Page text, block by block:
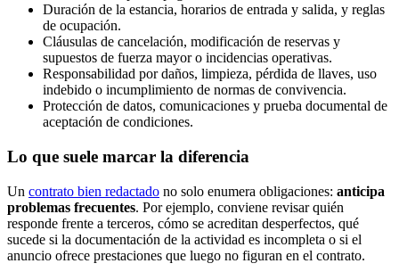
Duración de la estancia, horarios de entrada y salida, y reglas
de ocupación.
Cláusulas de cancelación, modificación de reservas y
supuestos de fuerza mayor o incidencias operativas.
Responsabilidad por daños, limpieza, pérdida de llaves, uso
indebido o incumplimiento de normas de convivencia.
Protección de datos, comunicaciones y prueba documental de
aceptación de condiciones.
Lo que suele marcar la diferencia
Un contrato bien redactado no solo enumera obligaciones: anticipa
problemas frecuentes. Por ejemplo, conviene revisar quién
responde frente a terceros, cómo se acreditan desperfectos, qué
sucede si la documentación de la actividad es incompleta o si el
anuncio ofrece prestaciones que luego no figuran en el contrato.